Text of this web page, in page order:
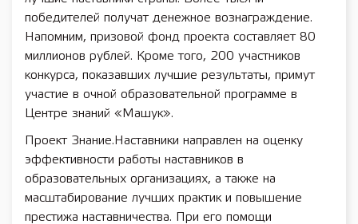
победителей получат денежное вознаграждение.
Напомним, призовой фонд проекта составляет 80
миллионов рублей. Кроме того, 200 участников
конкурса, показавших лучшие результаты, примут
участие в очной образовательной программе в
Центре знаний «Машук».
Проект Знание.Наставники направлен на оценку
эффективности работы наставников в
образовательных организациях, а также на
масштабирование лучших практик и повышение
престижа наставничества. При его помощи